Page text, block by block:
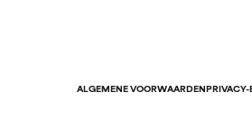
ALGEMENE VOORWAARDENPRIVACY-